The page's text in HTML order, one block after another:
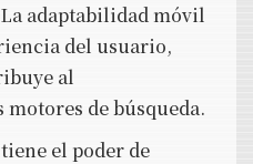
adaptabilidad móvil
del usuario,
al
de búsqueda.
el poder de